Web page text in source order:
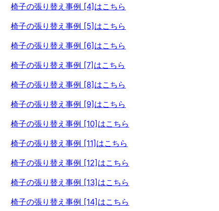
椅子の張り替え事例 [4]はこちら
椅子の張り替え事例 [5]はこちら
椅子の張り替え事例 [6]はこちら
椅子の張り替え事例 [7]はこちら
椅子の張り替え事例 [8]はこちら
椅子の張り替え事例 [9]はこちら
椅子の張り替え事例 [10]はこちら
椅子の張り替え事例 [11]はこちら
椅子の張り替え事例 [12]はこちら
椅子の張り替え事例 [13]はこちら
椅子の張り替え事例 [14]はこちら